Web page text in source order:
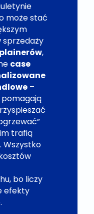
może stać
,
case
–
trafią
Wszystko
bo liczy
efekty